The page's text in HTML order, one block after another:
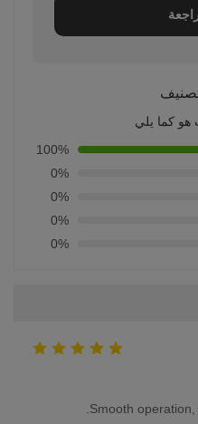
هو كما يلي
100%
0%
0%
0%
0%
Smooth